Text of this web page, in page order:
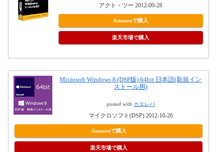
アクト・ツー 2012-09-28
Amazonで購入
楽天市場で購入
Microsoft Windows 8 (DSP版) 64bit 日本語(新規イン
ストール用)
posted with カエレバ
マイクロソフト(DSP) 2012-10-26
Amazonで購入
楽天市場で購入